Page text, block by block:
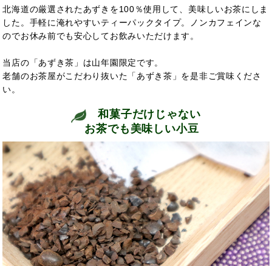
北海道の厳選されたあずきを100％使用して、美味しいお茶にしま
した。手軽に淹れやすいティーパックタイプ。ノンカフェインな
のでお休み前でも安心してお飲みいただけます。
当店の「あずき茶」は山年園限定です。
老舗のお茶屋がこだわり抜いた「あずき茶」を是非ご賞味くださ
い。
和菓子だけじゃない
お茶でも美味しい小豆